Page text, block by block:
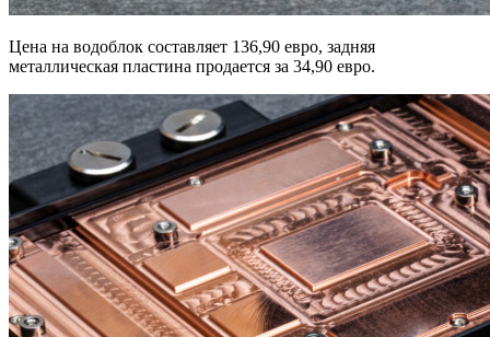
Цена на водоблок составляет 136,90 евро, задняя
металлическая пластина продается за 34,90 евро.